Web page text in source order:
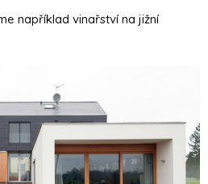
například vinařství na jižní